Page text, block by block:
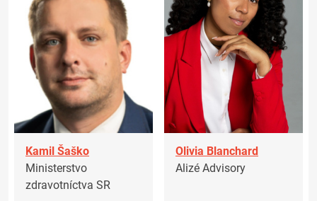
Kamil Šaško
Ministerstvo
zdravotníctva SR
Olivia Blanchard
Alizé Advisory